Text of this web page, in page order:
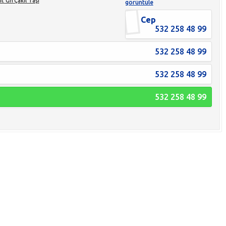
görüntüle
Cep
532 258 48 99
532 258 48 99
532 258 48 99
532 258 48 99